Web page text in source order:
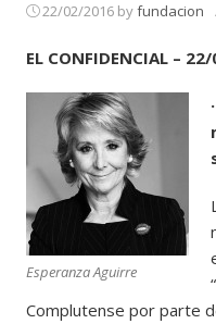
22/02/2016 byfundacion
EL CONFIDENCIAL –
Esperanza Aguirre
Complutense por parte